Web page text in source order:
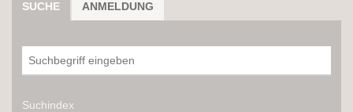
SUCHE ANMELDUNG
Suchindex